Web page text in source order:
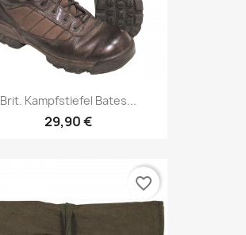
Brit. Kampfstiefel Bates...
29,90 €
favorite_border